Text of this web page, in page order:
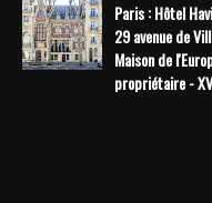
Paris : Hôtel
29 avenue de
Maison de
propriétaire -